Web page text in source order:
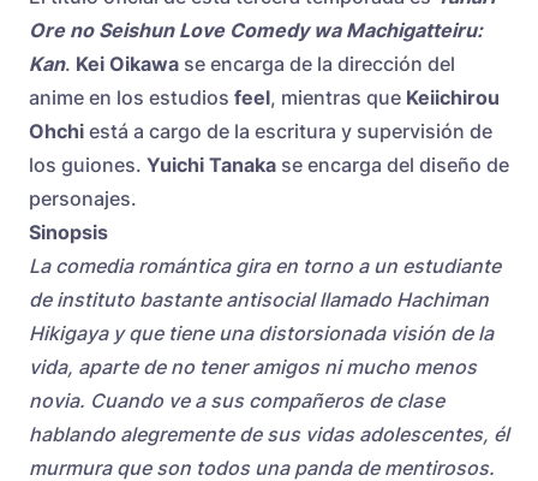
Ore no Seishun Love Comedy wa Machigatteiru:
Kan. Kei Oikawa se encarga de la dirección del
anime en los estudios feel, mientras que Keiichirou
Ohchi está a cargo de la escritura y supervisión de
los guiones. Yuichi Tanaka se encarga del diseño de
personajes.
Sinopsis
La comedia romántica gira en torno a un estudiante
de instituto bastante antisocial llamado Hachiman
Hikigaya y que tiene una distorsionada visión de la
vida, aparte de no tener amigos ni mucho menos
novia. Cuando ve a sus compañeros de clase
hablando alegremente de sus vidas adolescentes, él
murmura que son todos una panda de mentirosos.